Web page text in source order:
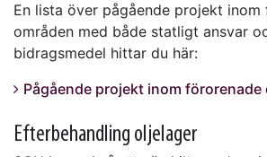
En lista över pågående projekt inom
områden med både statligt ansvar
bidragsmedel hittar du här:
Pågående projekt inom förorenade
Efterbehandling oljelager